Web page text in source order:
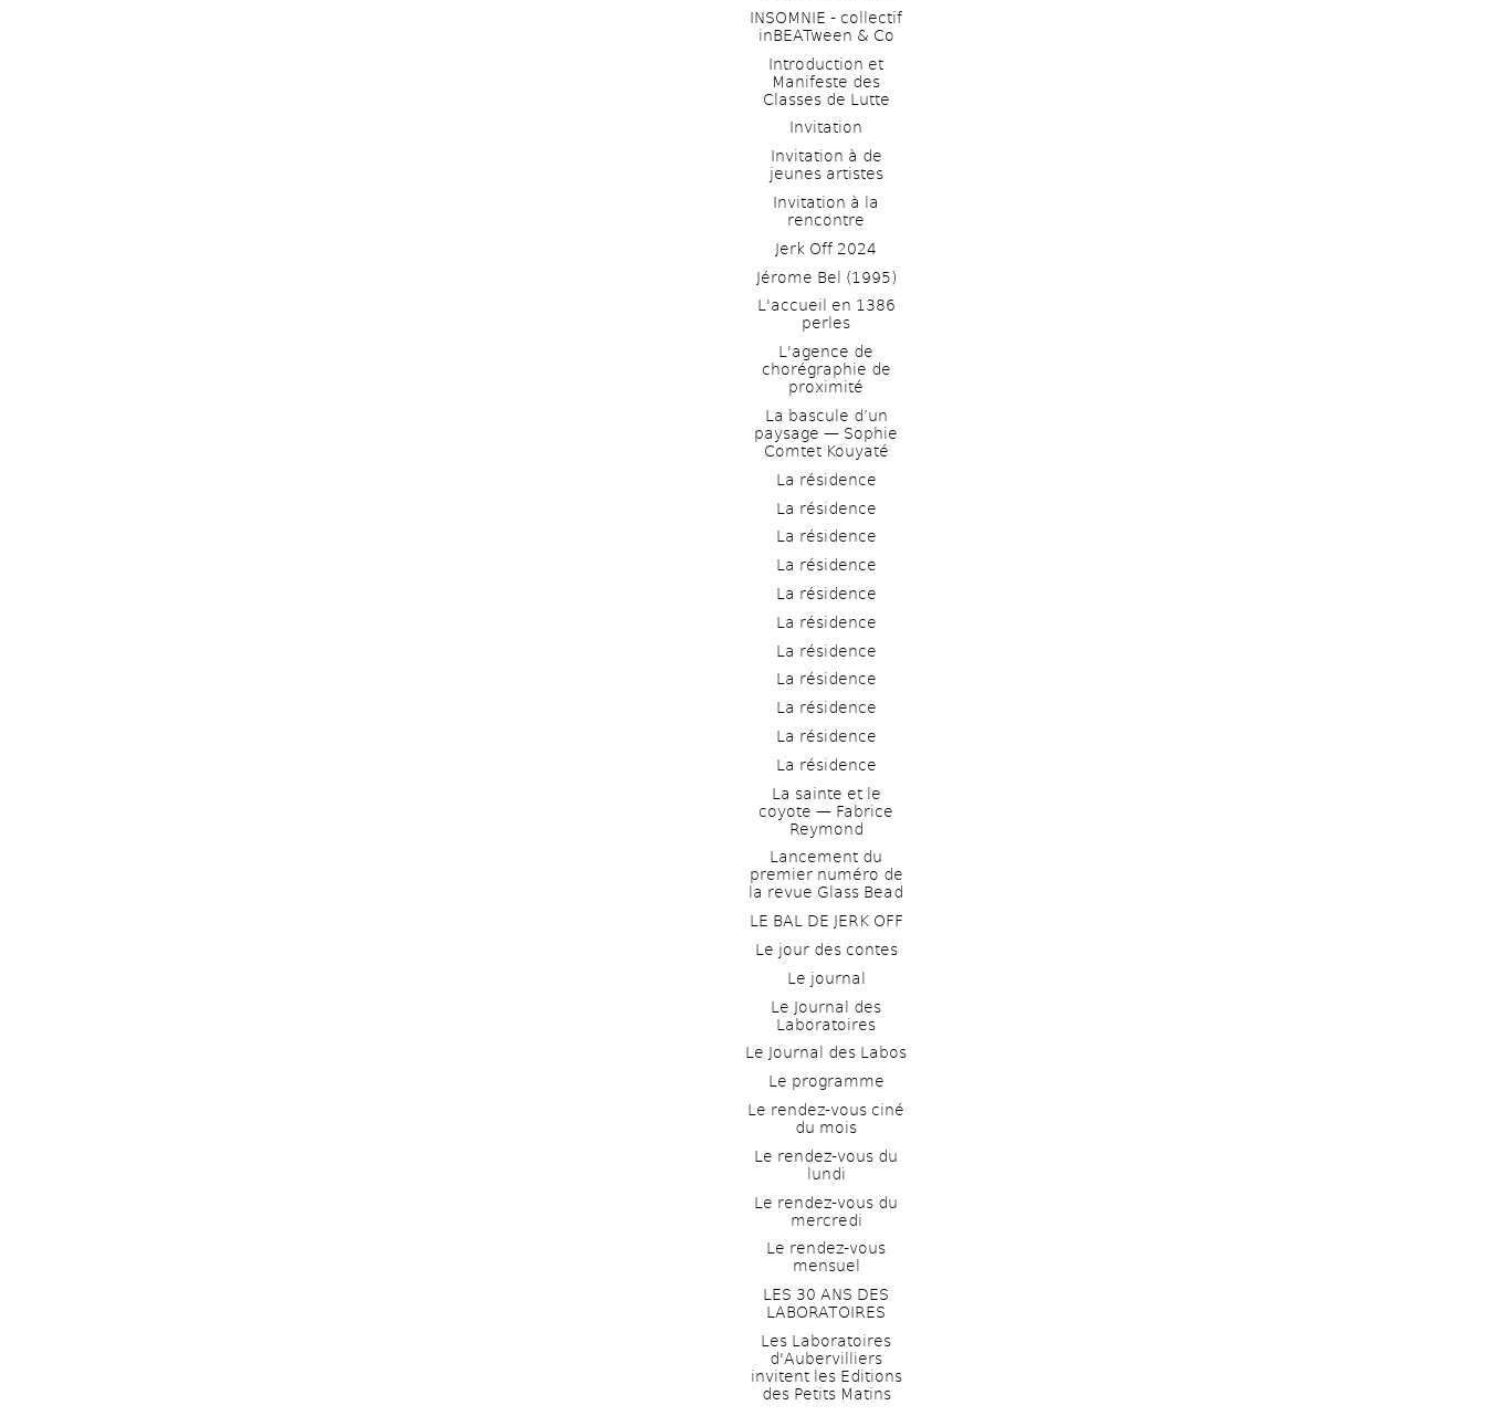
INSOMNIE - collectif
inBEATween & Co
Introduction et
Manifeste des
Classes de Lutte
Invitation
Invitation à de
jeunes artistes
Invitation à la
rencontre
Jerk Off 2024
Jérome Bel (1995)
L'accueil en 1386
perles
L'agence de
chorégraphie de
proximité
La bascule d’un
paysage — Sophie
Comtet Kouyaté
La résidence
La résidence
La résidence
La résidence
La résidence
La résidence
La résidence
La résidence
La résidence
La résidence
La résidence
La sainte et le
coyote — Fabrice
Reymond
Lancement du
premier numéro de
la revue Glass Bead
LE BAL DE JERK OFF
Le jour des contes
Le journal
Le Journal des
Laboratoires
Le Journal des Labos
Le programme
Le rendez-vous ciné
du mois
Le rendez-vous du
lundi
Le rendez-vous du
mercredi
Le rendez-vous
mensuel
LES 30 ANS DES
LABORATOIRES
Les Laboratoires
d'Aubervilliers
invitent les Editions
des Petits Matins